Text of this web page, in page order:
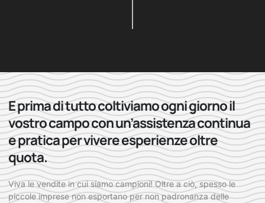
E prima di tutto coltiviamo ogni giorno il
vostro campo con un’assistenza continua
e pratica per vivere esperienze oltre
quota.
Viva le vendite in cui siamo campioni! Oltre a ciò, spesso le
piccole imprese non esportano per non padronanza delle